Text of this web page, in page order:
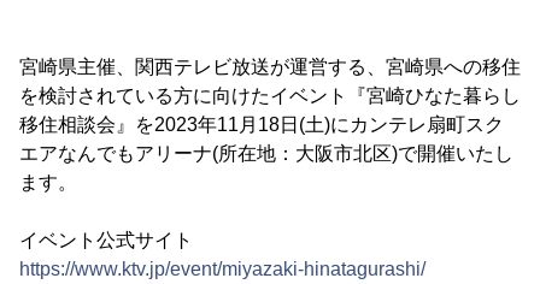
宮崎県主催、関西テレビ放送が運営する、宮崎県への移住
を検討されている方に向けたイベント『宮崎ひなた暮らし
移住相談会』を2023年11月18日(土)にカンテレ扇町スク
エアなんでもアリーナ(所在地：大阪市北区)で開催いたし
ます。
イベント公式サイト
https://www.ktv.jp/event/miyazaki-hinatagurashi/